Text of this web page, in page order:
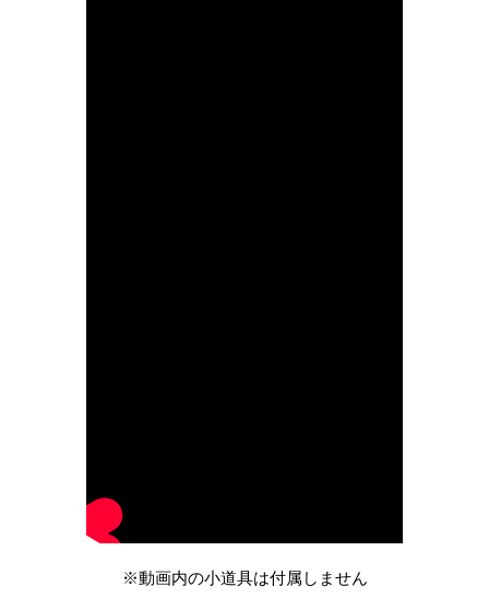
※動画内の小道具は付属しません